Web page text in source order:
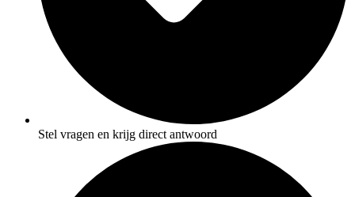
Stel vragen en krijg direct antwoord